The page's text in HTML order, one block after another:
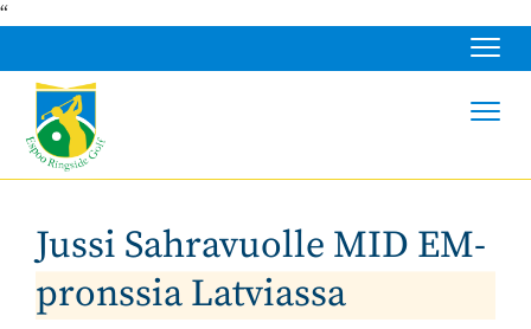
“
Jussi Sahravuolle MID EM-
pronssia Latviassa